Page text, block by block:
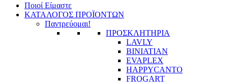
Ποιοί Είμαστε
ΚΑΤΑΛΟΓΟΣ ΠΡΟΪΟΝΤΩΝ
Παντρεύομαι!
ΠΡΟΣΚΛΗΤΗΡΙΑ
LAVLY
BINIATIAN
EVAPLEX
HAPPYCANTO
FROGART